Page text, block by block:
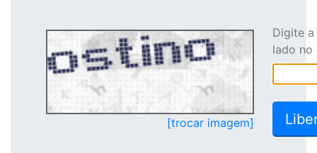
[trocar imagem]
Digite
lado no